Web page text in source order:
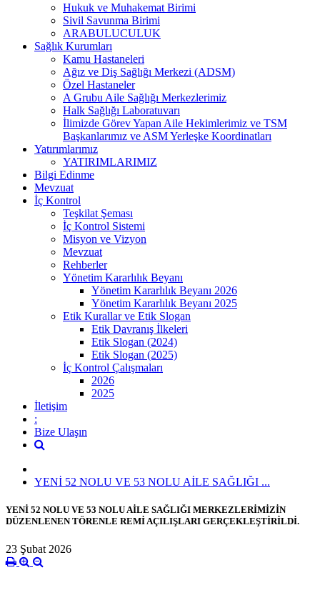
Hukuk ve Muhakemat Birimi
Sivil Savunma Birimi
ARABULUCULUK
Sağlık Kurumları
Kamu Hastaneleri
Ağız ve Diş Sağlığı Merkezi (ADSM)
Özel Hastaneler
A Grubu Aile Sağlığı Merkezlerimiz
Halk Sağlığı Laboratuvarı
İlimizde Görev Yapan Aile Hekimlerimiz ve TSM
Başkanlarımız ve ASM Yerleşke Koordinatları
Yatırımlarımız
YATIRIMLARIMIZ
Bilgi Edinme
Mevzuat
İç Kontrol
Teşkilat Şeması
İç Kontrol Sistemi
Misyon ve Vizyon
Mevzuat
Rehberler
Yönetim Kararlılık Beyanı
Yönetim Kararlılık Beyanı 2026
Yönetim Kararlılık Beyanı 2025
Etik Kurallar ve Etik Slogan
Etik Davranış İlkeleri
Etik Slogan (2024)
Etik Slogan (2025)
İç Kontrol Çalışmaları
2026
2025
İletişim
:
Bize Ulaşın
YENİ 52 NOLU VE 53 NOLU AİLE SAĞLIĞI ...
YENİ 52 NOLU VE 53 NOLU AİLE SAĞLIĞI MERKEZLERİMİZİN
DÜZENLENEN TÖRENLE REMİ AÇILIŞLARI GERÇEKLEŞTİRİLDİ.
23 Şubat 2026